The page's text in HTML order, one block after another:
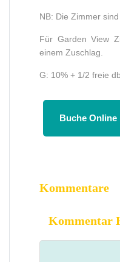
NB: Die Zimmer
Für Garden View
einem Zuschlag.
G: 10% + 1/2 freie
Buche Online
Kommentare
Kommentar